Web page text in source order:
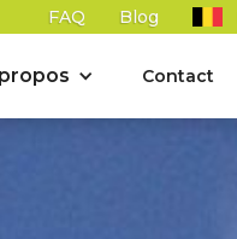
FAQ Blog
Contact